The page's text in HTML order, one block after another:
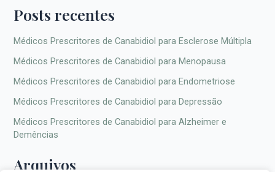
Posts recentes
Médicos Prescritores de Canabidiol para Esclerose Múltipla
Médicos Prescritores de Canabidiol para Menopausa
Médicos Prescritores de Canabidiol para Endometriose
Médicos Prescritores de Canabidiol para Depressão
Médicos Prescritores de Canabidiol para Alzheimer e
Demências
Arquivos